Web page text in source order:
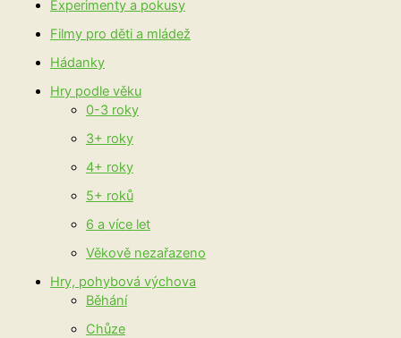
Experimenty a pokusy
Filmy pro děti a mládež
Hádanky
Hry podle věku
0-3 roky
3+ roky
4+ roky
5+ roků
6 a více let
Věkově nezařazeno
Hry, pohybová výchova
Běhání
Chůze